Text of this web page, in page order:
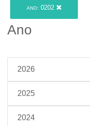
ANO: 0202
Ano
2026
2025
2024